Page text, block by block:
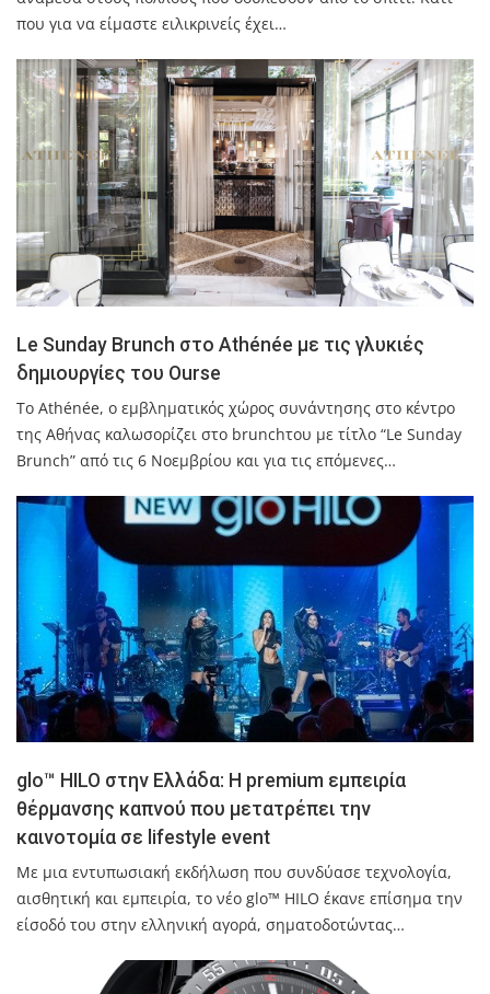
που για να είμαστε ειλικρινείς έχει…
Le Sunday Brunch στο Athénée με τις γλυκιές
δημιουργίες του Ourse
Το Athénée, ο εμβληματικός χώρος συνάντησης στο κέντρο
της Αθήνας καλωσορίζει στο brunchτου με τίτλο “Le Sunday
Brunch” από τις 6 Νοεμβρίου και για τις επόμενες…
glo™ HILO στην Ελλάδα: Η premium εμπειρία
θέρμανσης καπνού που μετατρέπει την
καινοτομία σε lifestyle event
Με μια εντυπωσιακή εκδήλωση που συνδύασε τεχνολογία,
αισθητική και εμπειρία, το νέο glo™ HILO έκανε επίσημα την
είσοδό του στην ελληνική αγορά, σηματοδοτώντας…